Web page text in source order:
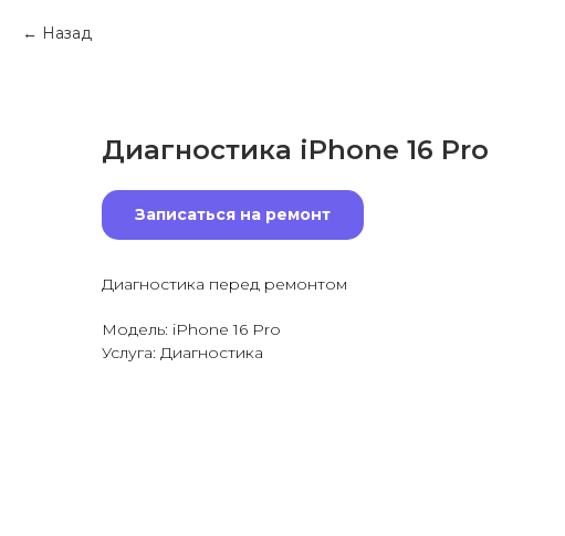
Назад
Диагностика iPhone 16 Pro
Записаться на ремонт
Диагностика перед ремонтом
Модель: iPhone 16 Pro
Услуга: Диагностика